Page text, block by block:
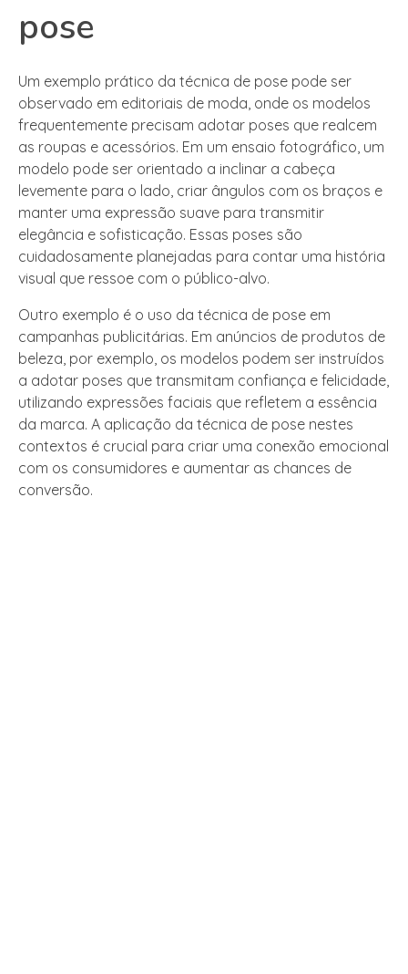
pose
Um exemplo prático da técnica de pose pode ser
observado em editoriais de moda, onde os modelos
frequentemente precisam adotar poses que realcem
as roupas e acessórios. Em um ensaio fotográfico, um
modelo pode ser orientado a inclinar a cabeça
levemente para o lado, criar ângulos com os braços e
manter uma expressão suave para transmitir
elegância e sofisticação. Essas poses são
cuidadosamente planejadas para contar uma história
visual que ressoe com o público-alvo.
Outro exemplo é o uso da técnica de pose em
campanhas publicitárias. Em anúncios de produtos de
beleza, por exemplo, os modelos podem ser instruídos
a adotar poses que transmitam confiança e felicidade,
utilizando expressões faciais que refletem a essência
da marca. A aplicação da técnica de pose nestes
contextos é crucial para criar uma conexão emocional
com os consumidores e aumentar as chances de
conversão.